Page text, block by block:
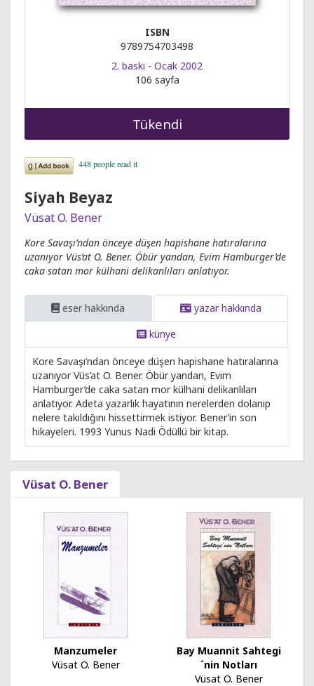
ISBN
9789754703498
2. baskı - Ocak 2002
106 sayfa
Tükendi
Siyah Beyaz
Vüsat O. Bener
Kore Savaşı’ndan önceye düşen hapishane hatıralarına
uzanıyor Vüs’at O. Bener. Öbür yandan, Evim Hamburger’de
caka satan mor külhani delikanlıları anlatıyor.
eser hakkında
yazar hakkında
künye
Kore Savaşı’ndan önceye düşen hapishane hatıralarına
uzanıyor Vüs’at O. Bener. Öbür yandan, Evim
Hamburger’de caka satan mor külhani delikanlıları
anlatıyor. Adeta yazarlık hayatının nerelerden dolanıp
nelere takıldığını hissettirmek istiyor. Bener’in son
hikayeleri. 1993 Yunus Nadi Ödüllü bir kitap.
Vüsat O. Bener
Manzumeler
Vüsat O. Bener
Bay Muannit Sahtegi
´nin Notları
Vüsat O. Bener